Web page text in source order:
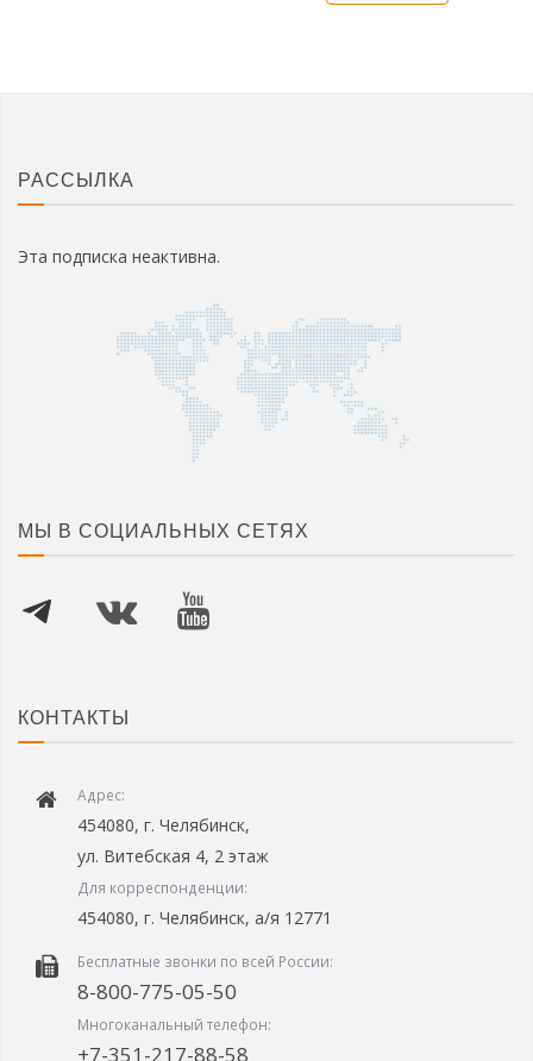
РАССЫЛКА
Эта подписка неактивна.
МЫ В СОЦИАЛЬНЫХ СЕТЯХ
КОНТАКТЫ
Адрес:
454080, г. Челябинск,
ул. Витебская 4, 2 этаж
Для корреспонденции:
454080, г. Челябинск, а/я 12771
Бесплатные звонки по всей России:
8-800-775-05-50
Многоканальный телефон:
+7-351-217-88-58